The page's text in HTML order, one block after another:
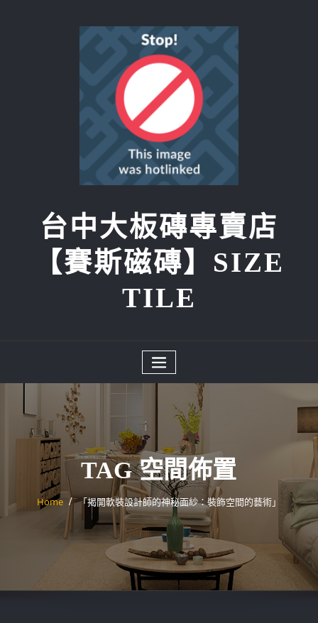
台中大板磚專賣店
【賽斯磁磚】SIZE
TILE
TAG 空間佈置
Home 「揭開軟裝設計師的神秘面紗：裝飾空間的藝術」